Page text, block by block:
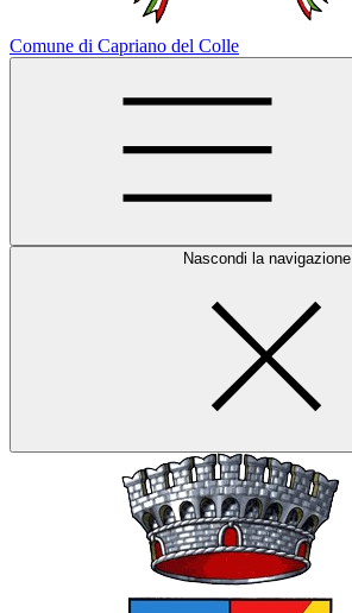
Comune di Capriano del Colle
Nascondi la navigazione